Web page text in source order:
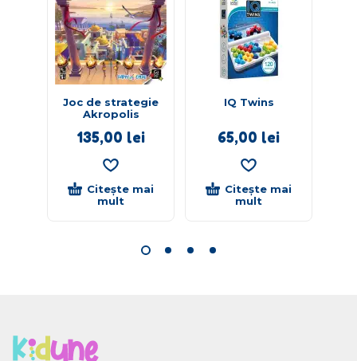
Joc de strategie
Akropolis
135,00 lei
Citește mai
mult
IQ Twins
65,00 lei
Citește mai
mult